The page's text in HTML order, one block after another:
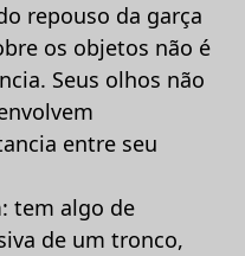
repouso da garça
os objetos não é
Seus olhos não
entre seu
tem algo de
de um tronco,